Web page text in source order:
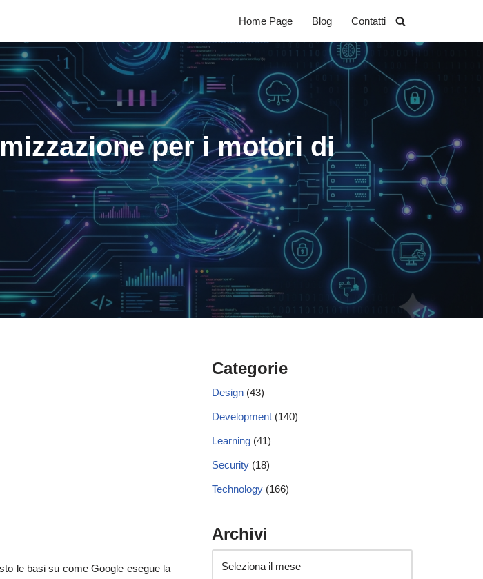
Home Page Blog Contatti
per i motori di
le basi su come Google esegue la
Categorie
Design (43)
Development (140)
Learning (41)
Security (18)
Technology (166)
Archivi